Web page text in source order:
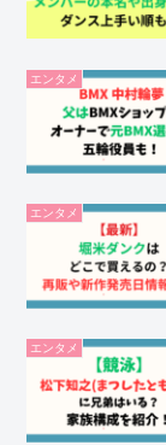
エンタメ
エンタメ
エンタメ